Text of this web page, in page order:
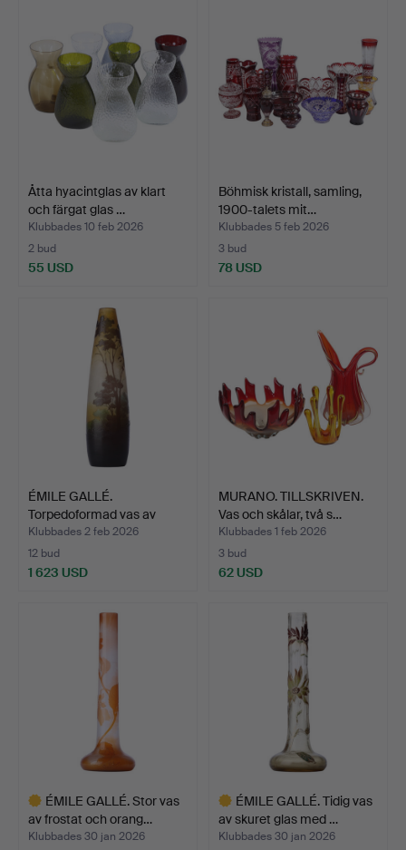
Åtta hyacintglas av klart
och färgat glas …
Klubbades 10 feb 2026
2 bud
55 USD
Böhmisk kristall, samling,
1900-talets mit…
Klubbades 5 feb 2026
3 bud
78 USD
ÉMILE GALLÉ.
Torpedoformad vas av
slipat g…
Klubbades 2 feb 2026
12 bud
1 623 USD
MURANO. TILLSKRIVEN.
Vas och skålar, två s…
Klubbades 1 feb 2026
3 bud
62 USD
ÉMILE GALLÉ. Stor vas
av frostat och orang…
Klubbades 30 jan 2026
ÉMILE GALLÉ. Tidig vas
av skuret glas med …
Klubbades 30 jan 2026